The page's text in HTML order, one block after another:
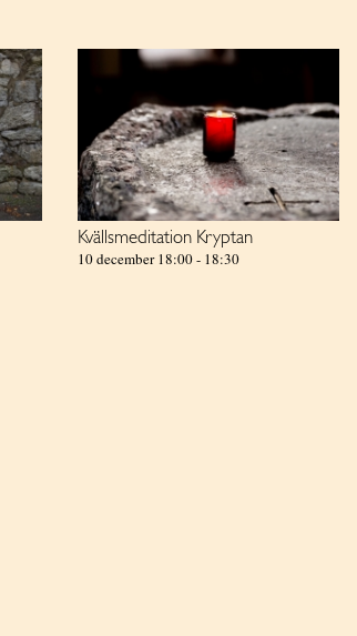
Kvällsmeditation Kryptan
10 december 18:00- 18:30